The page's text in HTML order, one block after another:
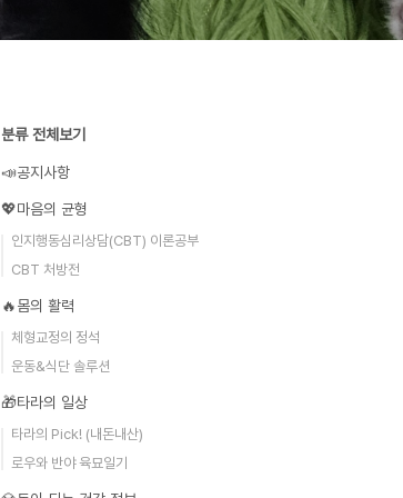
분류 전체보기
📣공지사항
💖마음의 균형
인지행동심리상담(CBT) 이론공부
CBT 처방전
🔥몸의 활력
체형교정의 정석
운동&식단 솔루션
🎁타라의 일상
타라의 Pick! (내돈내산)
로우와 반야 육묘일기